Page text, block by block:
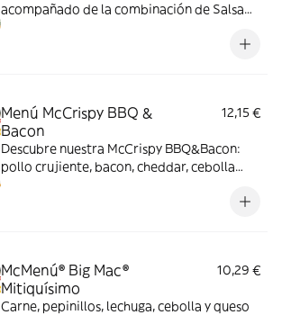
acompañado de la combinación de Salsa
doble de cheddar, lechuga fresca y tiras de
Menú McCrispy BBQ &
Bacon
12,15 €
Descubre nuestra McCrispy BBQ&Bacon:
pollo crujiente, bacon, cheddar, cebolla
harina de trigo con copos de patata. ¡Sabor
McMenú® Big Mac®
Mitiquísimo
10,29 €
Carne, pepinillos, lechuga, cebolla y queso